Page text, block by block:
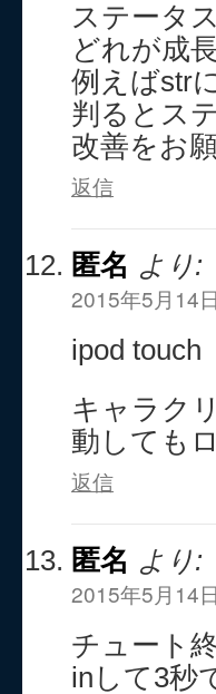
ステータ
どれが成
例えばstr
判るとス
改善をお
返信
匿名 より:
2015年5月14
ipod
キャラク
動しても
返信
匿名 より:
2015年5月14
チュート
inして3秒